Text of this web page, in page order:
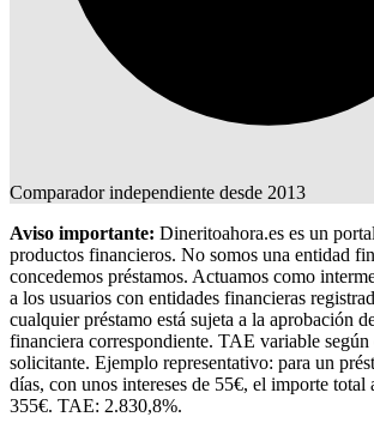
Comparador independiente desde 2013
Aviso importante: Dineritoahora.es es un
productos financieros. No somos una entidad
concedemos préstamos. Actuamos como
a los usuarios con entidades financieras
cualquier préstamo está sujeta a la aprobación
financiera correspondiente. TAE variable
solicitante. Ejemplo representativo: para un
días, con unos intereses de 55€, el importe total
355€. TAE: 2.830,8%.